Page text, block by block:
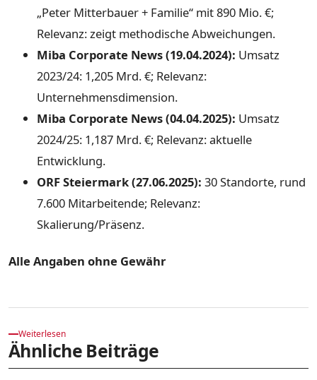
„Peter Mitterbauer + Familie“ mit 890 Mio. €;
Relevanz: zeigt methodische Abweichungen.
Miba Corporate News (19.04.2024): Umsatz
2023/24: 1,205 Mrd. €; Relevanz:
Unternehmensdimension.
Miba Corporate News (04.04.2025): Umsatz
2024/25: 1,187 Mrd. €; Relevanz: aktuelle
Entwicklung.
ORF Steiermark (27.06.2025): 30 Standorte, rund
7.600 Mitarbeitende; Relevanz:
Skalierung/Präsenz.
Alle Angaben ohne Gewähr
Weiterlesen
Ähnliche Beiträge